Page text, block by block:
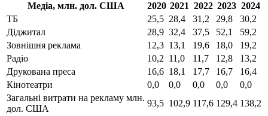
Медіа, млн. дол. США 2020 2021 2022 2023 2024
ТБ
25,5 28,4 31,2 29,8
30,2
Діджитал
28,9 32,4 37,5 52,1
59,2
Зовнішня реклама
12,3 13,1 19,6 18,0
19,2
Радіо
10,2 11,0 11,7 12,8
13,2
Друкована преса
16,6 18,1 17,7 16,7
16,4
Кінотеатри
0,0 0,0 0,0 0,0
0,0
Загальні витрати на рекламу млн.
дол. США
93,5 102,9 117,6 129,4 138,2